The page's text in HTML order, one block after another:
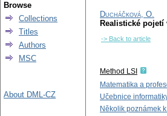
Ducháčková, O.
Realistické
-> Back to article
Method LSI
Matematika a
Učebnice
Několik poznámek
Browse
Collections
Titles
Authors
MSC
About DML-CZ